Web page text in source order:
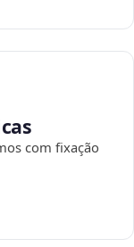
com fixação